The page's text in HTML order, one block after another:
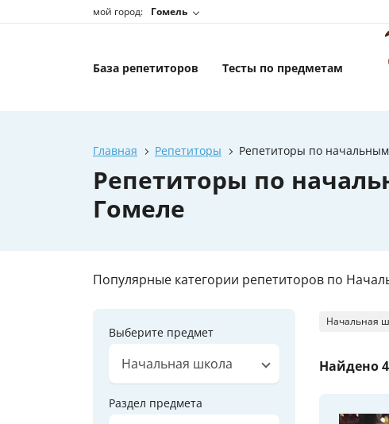
мой город: Гомель
База репетиторов Тесты по предметам
Главная Репетиторы Репетиторы по
Репетиторы по
Гомеле
Популярные категории репетиторов по
Выберите предмет
Начальная школа
Раздел предмета
Начальная
Найдено